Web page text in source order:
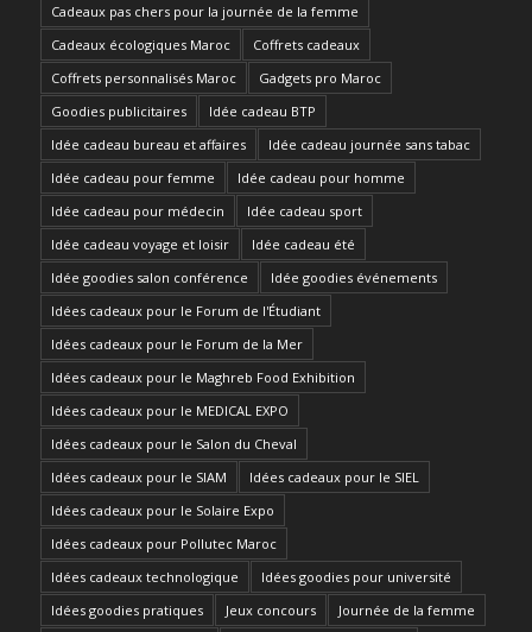
Cadeaux pas chers pour la journée de la femme
Cadeaux écologiques Maroc
Coffrets cadeaux
Coffrets personnalisés Maroc
Gadgets pro Maroc
Goodies publicitaires
Idée cadeau BTP
Idée cadeau bureau et affaires
Idée cadeau journée sans tabac
Idée cadeau pour femme
Idée cadeau pour homme
Idée cadeau pour médecin
Idée cadeau sport
Idée cadeau voyage et loisir
Idée cadeau été
Idée goodies salon conférence
Idée goodies événements
Idées cadeaux pour le Forum de l'Étudiant
Idées cadeaux pour le Forum de la Mer
Idées cadeaux pour le Maghreb Food Exhibition
Idées cadeaux pour le MEDICAL EXPO
Idées cadeaux pour le Salon du Cheval
Idées cadeaux pour le SIAM
Idées cadeaux pour le SIEL
Idées cadeaux pour le Solaire Expo
Idées cadeaux pour Pollutec Maroc
Idées cadeaux technologique
Idées goodies pour université
Idées goodies pratiques
Jeux concours Journée de la femme